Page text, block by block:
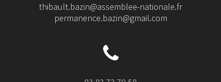
thibault.bazin@assemblee-nationale.fr
permanence.bazin@gmail.com